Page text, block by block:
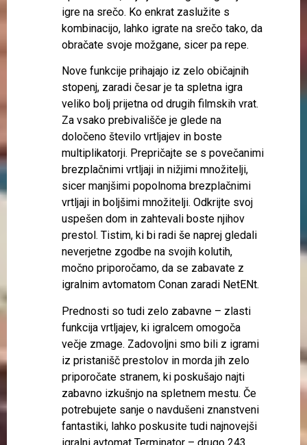
igre na srečo. Ko enkrat zaslužite s
kombinacijo, lahko igrate na srečo tako, da
obračate svoje možgane, sicer pa repe.
Nove funkcije prihajajo iz zelo običajnih
stopenj, zaradi česar je ta spletna igra
veliko bolj prijetna od drugih filmskih vrat.
Za vsako prebivališče je glede na
določeno število vrtljajev in boste
multiplikatorji. Prepričajte se s povečanimi
brezplačnimi vrtljaji in nižjimi množitelji,
sicer manjšimi popolnoma brezplačnimi
vrtljaji in boljšimi množitelji. Odkrijte svoj
uspešen dom in zahtevali boste njihov
prestol. Tistim, ki bi radi še naprej gledali
neverjetne zgodbe na svojih kolutih,
močno priporočamo, da se zabavate z
igralnim avtomatom Conan zaradi NetENt.
Prednosti so tudi zelo zabavne – zlasti
funkcija vrtljajev, ki igralcem omogoča
večje zmage. Zadovoljni smo bili z igrami
iz pristanišč prestolov in morda jih zelo
priporočate stranem, ki poskušajo najti
zabavno izkušnjo na spletnem mestu. Če
potrebujete sanje o navdušeni znanstveni
fantastiki, lahko poskusite tudi najnovejši
igralni avtomat Terminator – drugo 243